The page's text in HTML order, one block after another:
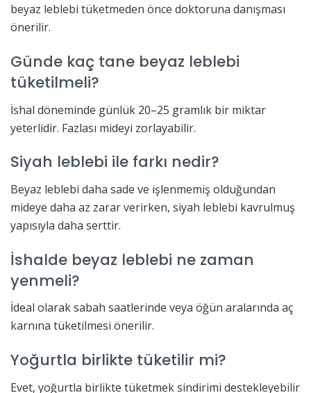
beyaz leblebi tüketmeden önce doktoruna danışması
önerilir.
Günde kaç tane beyaz leblebi
tüketilmeli?
İshal döneminde günlük 20–25 gramlık bir miktar
yeterlidir. Fazlası mideyi zorlayabilir.
Siyah leblebi ile farkı nedir?
Beyaz leblebi daha sade ve işlenmemiş olduğundan
mideye daha az zarar verirken, siyah leblebi kavrulmuş
yapısıyla daha serttir.
İshalde beyaz leblebi ne zaman
yenmeli?
İdeal olarak sabah saatlerinde veya öğün aralarında aç
karnına tüketilmesi önerilir.
Yoğurtla birlikte tüketilir mi?
Evet, yoğurtla birlikte tüketmek sindirimi destekleyebilir